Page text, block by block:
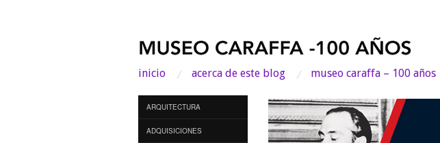
inicio acerca de este blog museo caraffa – 100 años
ARQUITECTURA
ADQUISICIONES